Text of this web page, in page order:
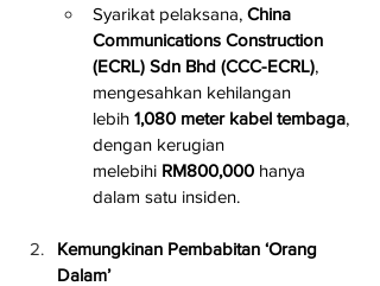
Syarikat pelaksana, China
Communications Construction
(ECRL) Sdn Bhd (CCC-ECRL),
mengesahkan kehilangan
lebih 1,080 meter kabel tembaga,
dengan kerugian
melebihi RM800,000 hanya
dalam satu insiden.
Kemungkinan Pembabitan ‘Orang
Dalam’